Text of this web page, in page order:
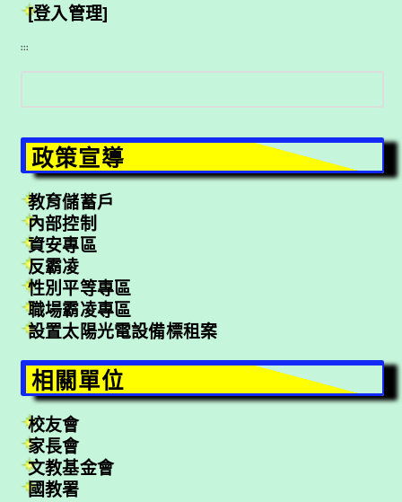
[登入管理]
:::
搜
尋
政策宣導
教育儲蓄戶
內部控制
資安專區
反霸凌
性別平等專區
職場霸凌專區
設置太陽光電設備標租案
相關單位
校友會
家長會
文教基金會
國教署